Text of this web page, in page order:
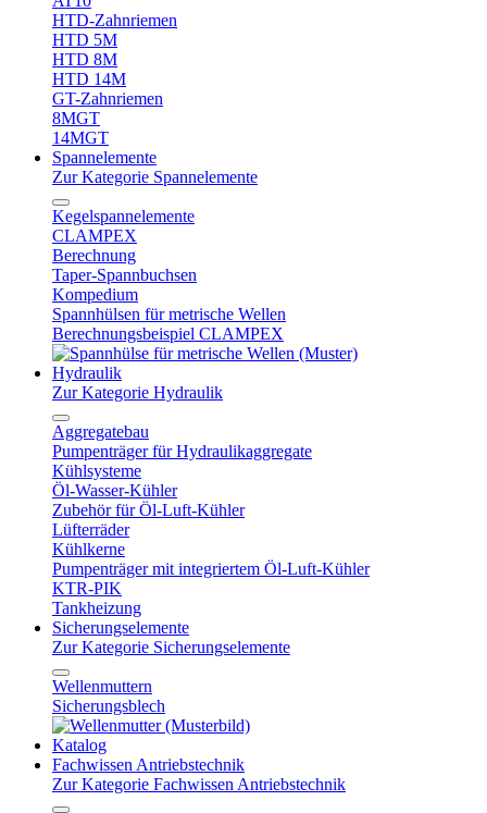
HTD-Zahnriemen
HTD 5M
HTD 8M
HTD 14M
GT-Zahnriemen
8MGT
14MGT
Spannelemente
Zur Kategorie Spannelemente
Kegelspannelemente
CLAMPEX
Berechnung
Taper-Spannbuchsen
Kompedium
Spannhülsen für metrische Wellen
Berechnungsbeispiel CLAMPEX
Hydraulik
Zur Kategorie Hydraulik
Aggregatebau
Pumpenträger für Hydraulikaggregate
Kühlsysteme
Öl-Wasser-Kühler
Zubehör für Öl-Luft-Kühler
Lüfterräder
Kühlkerne
Pumpenträger mit integriertem Öl-Luft-Kühler
KTR-PIK
Tankheizung
Sicherungselemente
Zur Kategorie Sicherungselemente
Wellenmuttern
Sicherungsblech
Katalog
Fachwissen Antriebstechnik
Zur Kategorie Fachwissen Antriebstechnik